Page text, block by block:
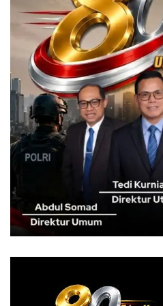
menyatakan penggantian
hanya untuk mengisi
selektif, serta tidak melakukan
“Pengisian jabatan kosong
proses seleksi yang ketat,
dari golongan di bawah
pimpinan pratama menjadi
pengisian jabatan dengan
menurut UU Pilkada dan SE
Sanksi bagi kepala daerah
tersebut cukup berat, mulai
banyak Rp6.000.000.